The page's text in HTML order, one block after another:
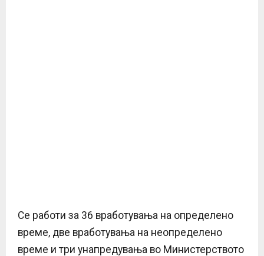
Се работи за 36 вработувања на определено
време, две вработувања на неопределено
време и три унапредувања во Министерството